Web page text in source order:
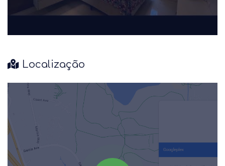
Localização